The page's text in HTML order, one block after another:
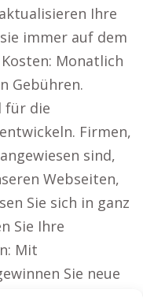
Ihre
immer auf dem
Monatlich
Gebühren.
für die
Firmen,
sind,
Webseiten,
Sie sich in ganz
Sie Ihre
Mit
Sie neue